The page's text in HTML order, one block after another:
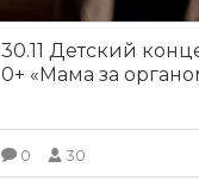
30.11 Детский
0+ «Мама за
0 30